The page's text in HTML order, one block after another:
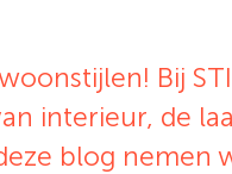
Bij
interieur, de
blog nemen